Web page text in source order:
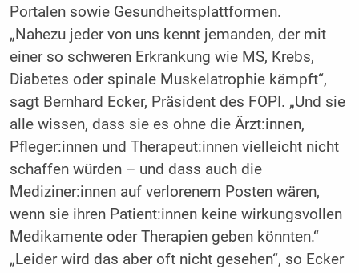
Portalen sowie Gesundheitsplattformen.
„Nahezu jeder von uns kennt jemanden, der mit
einer so schweren Erkrankung wie MS, Krebs,
Diabetes oder spinale Muskelatrophie kämpft“,
sagt Bernhard Ecker, Präsident des FOPI. „Und sie
alle wissen, dass sie es ohne die Ärzt:innen,
Pfleger:innen und Therapeut:innen vielleicht nicht
schaffen würden – und dass auch die
Mediziner:innen auf verlorenem Posten wären,
wenn sie ihren Patient:innen keine wirkungsvollen
Medikamente oder Therapien geben könnten.“
„Leider wird das aber oft nicht gesehen“, so Ecker